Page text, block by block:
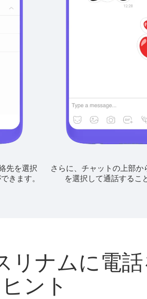
先を選択
きます。
さらに、チャットの上部か
を選択して通話するこ
リナムに電
ント